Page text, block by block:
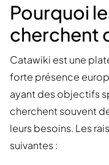
Pourquoi
cherchent
Catawiki est une
forte présence
ayant des objectifs
cherchent souvent
leurs besoins. Les
suivantes :